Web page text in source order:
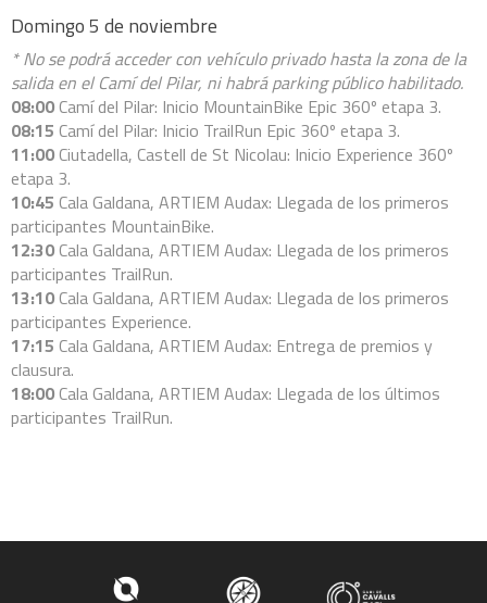
Domingo 5 de noviembre
* No se podrá acceder con vehículo privado hasta la zona de la
salida en el Camí del Pilar, ni habrá parking público habilitado.
08:00 Camí del Pilar: Inicio MountainBike Epic 360º etapa 3.
08:15 Camí del Pilar: Inicio TrailRun Epic 360º etapa 3.
11:00 Ciutadella, Castell de St Nicolau: Inicio Experience 360º
etapa 3.
10:45 Cala Galdana, ARTIEM Audax: Llegada de los primeros
participantes MountainBike.
12:30 Cala Galdana, ARTIEM Audax: Llegada de los primeros
participantes TrailRun.
13:10 Cala Galdana, ARTIEM Audax: Llegada de los primeros
participantes Experience.
17:15 Cala Galdana, ARTIEM Audax: Entrega de premios y
clausura.
18:00 Cala Galdana, ARTIEM Audax: Llegada de los últimos
participantes TrailRun.